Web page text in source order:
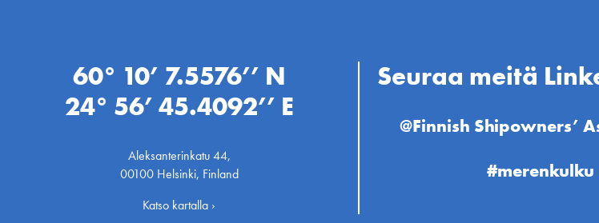
60° 10’ 7.5576’’ N
24° 56’ 45.4092’’ E
Aleksanterinkatu 44,
00100 Helsinki, Finland
Katso kartalla ›
Seuraa meitä
@Finnish Shipowners’
#merenkulku